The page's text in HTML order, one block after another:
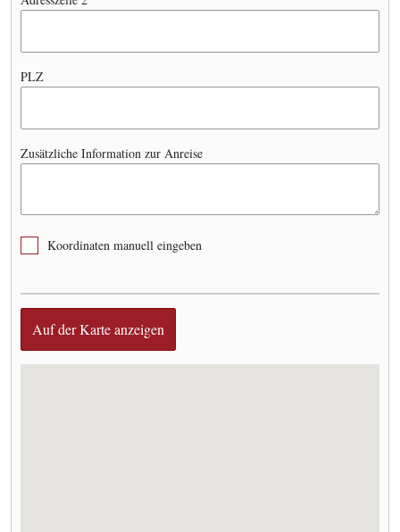
PLZ
Zusätzliche Information zur Anreise
Koordinaten manuell eingeben